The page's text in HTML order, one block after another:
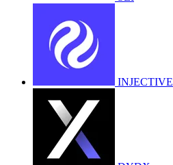
INJECTIVE